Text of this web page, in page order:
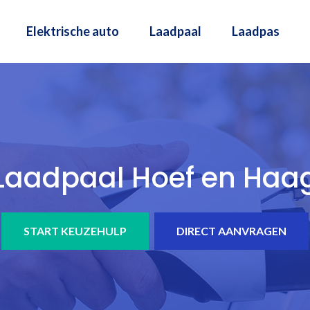
Elektrische auto Laadpaal Laadpas
Hoef en
START KEUZEHULP DIRECT AANVRAGEN